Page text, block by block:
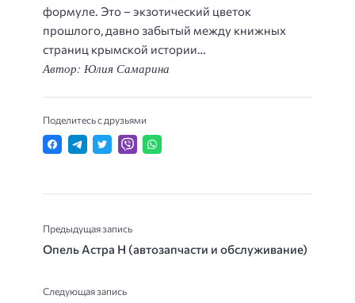
формуле. Это – экзотический цветок
прошлого, давно забытый между книжных
страниц крымской истории…
Автор: Юлия Самарина
Поделитесь с друзьями
Предыдущая запись
Опель Астра Н (автозапчасти и обслуживание)
Следующая запись